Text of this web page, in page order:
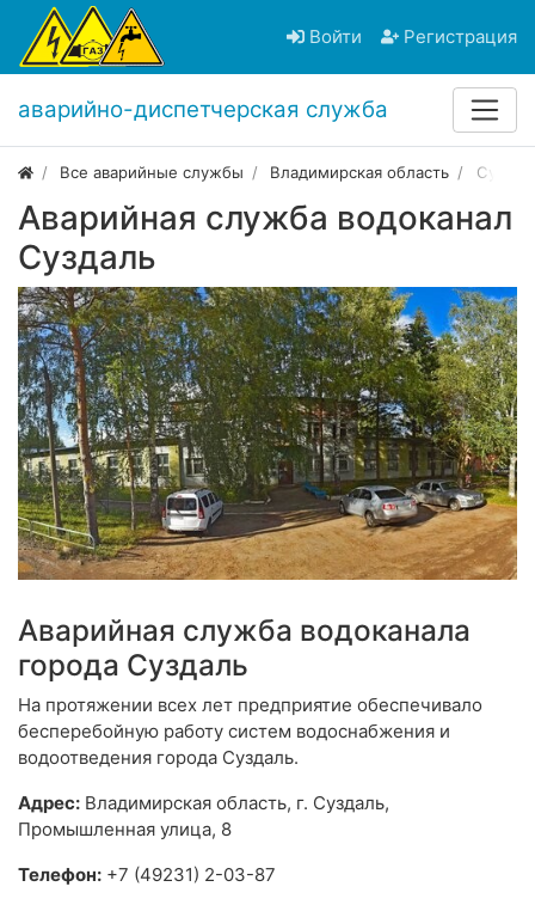
Войти Регистрация
аварийно-диспетчерская служба
Все аварийные службы Владимирская область
Аварийная служба водоканал
Суздаль
Аварийная служба водоканала
города Суздаль
На протяжении всех лет предприятие обеспечивало
бесперебойную работу систем водоснабжения и
водоотведения города Суздаль.
Адрес: Владимирская область, г. Суздаль,
Промышленная улица, 8
Телефон: +7 (49231) 2-03-87